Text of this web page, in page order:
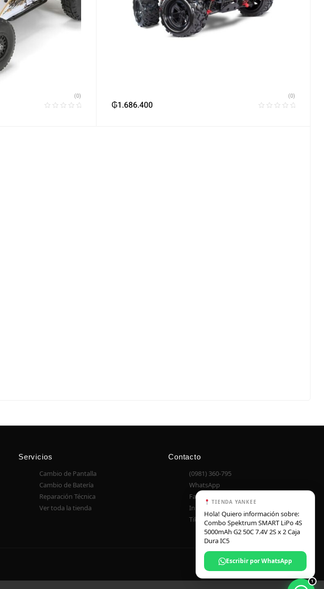
(0)
₲1.686.400
(0)
TIENDA YANKEE
Hola! Quiero información sobre:
Combo Spektrum SMART LiPo 4S
5000mAh G2 50C 7.4V 2S x 2 Caja
Dura IC5
Escribir por WhatsApp
1
Servicios
Cambio de Pantalla
Cambio de Batería
Reparación Técnica
Ver toda la tienda
Contacto
(0981) 360-795
WhatsApp
Facebook
Instagram
TikTok
Pago seguro — Bancard